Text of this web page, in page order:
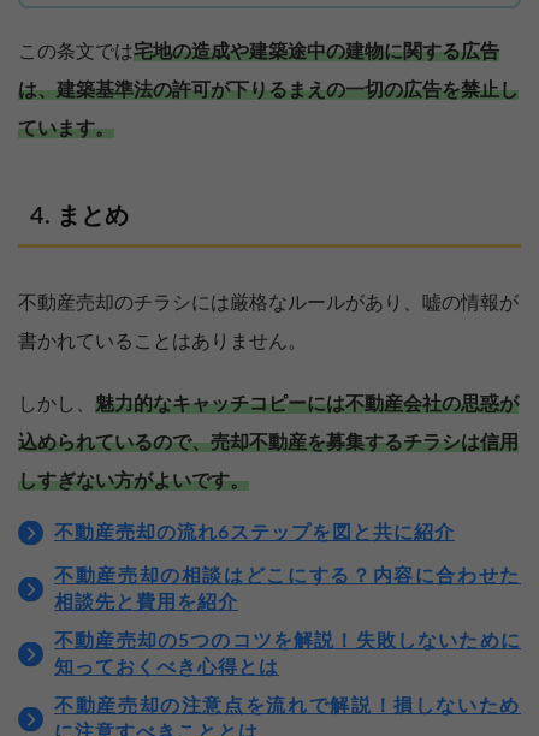
この条文では宅地の造成や建築途中の建物に関する広告
は、建築基準法の許可が下りるまえの一切の広告を禁止し
ています。
まとめ
不動産売却のチラシには厳格なルールがあり、嘘の情報が
書かれていることはありません。
しかし、 魅力的なキャッチコピーには不動産会社の思惑が
込められているので、売却不動産を募集するチラシは信用
しすぎない方がよいです。
不動産売却の流れ6ステップを図と共に紹介
不動産売却の相談はどこにする？内容に合わせた
相談先と費用を紹介
不動産売却の5つのコツを解説！失敗しないために
知っておくべき心得とは
不動産売却の注意点を流れで解説！損しないため
に注意すべきこととは